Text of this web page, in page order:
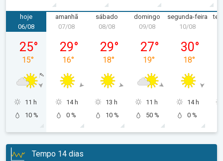
hoje
quinta-feira, 06/08
06/08
25°
15°
11 h
10 %
amanhã
sexta-feira, 07/08
07/08
29°
16°
14 h
0 %
sábado
sábado, 08/08
08/08
29°
18°
13 h
10 %
domingo
domingo, 09/08
09/08
27°
19°
11 h
50 %
segunda-feira
10/08
30°
18°
14 h
0 %
Tempo 14 dias